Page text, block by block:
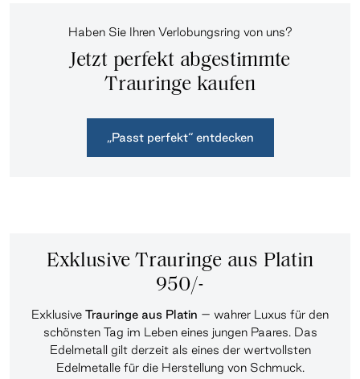
Haben Sie Ihren Verlobungsring von uns?
Jetzt perfekt abgestimmte
Trauringe kaufen
„Passt perfekt“ entdecken
Exklusive Trauringe aus Platin
950/-
Exklusive Trauringe aus Platin – wahrer Luxus für den
schönsten Tag im Leben eines jungen Paares. Das
Edelmetall gilt derzeit als eines der wertvollsten
Edelmetalle für die Herstellung von Schmuck.